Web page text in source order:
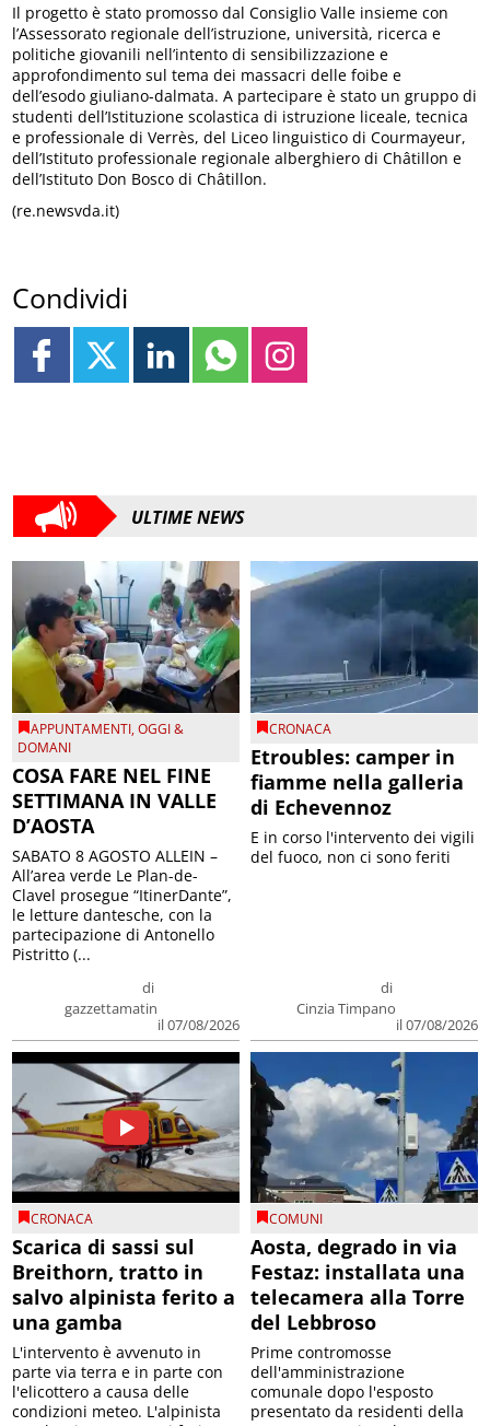
Il progetto è stato promosso dal Consiglio Valle insieme con
l’Assessorato regionale dell’istruzione, università, ricerca e
politiche giovanili nell’intento di sensibilizzazione e
approfondimento sul tema dei massacri delle foibe e
dell’esodo giuliano-dalmata. A partecipare è stato un gruppo di
studenti dell’Istituzione scolastica di istruzione liceale, tecnica
e professionale di Verrès, del Liceo linguistico di Courmayeur,
dell’Istituto professionale regionale alberghiero di Châtillon e
dell’Istituto Don Bosco di Châtillon.
(re.newsvda.it)
Condividi
ULTIME NEWS
APPUNTAMENTI,OGGI &
DOMANI
COSA FARE NEL FINE
SETTIMANA IN VALLE
D’AOSTA
di
gazzettamatin
il 07/08/2026
SABATO 8 AGOSTO ALLEIN –
All’area verde Le Plan-de-
Clavel prosegue “ItinerDante”,
le letture dantesche, con la
partecipazione di Antonello
Pistritto (...
CRONACA
Etroubles: camper in
fiamme nella galleria
di Echevennoz
di
Cinzia Timpano
il 07/08/2026
E in corso l'intervento dei vigili
del fuoco, non ci sono feriti
CRONACA
Scarica di sassi sul
Breithorn, tratto in
salvo alpinista ferito a
una gamba
L'intervento è avvenuto in
parte via terra e in parte con
l'elicottero a causa delle
condizioni meteo. L'alpinista
COMUNI
Aosta, degrado in via
Festaz: installata una
telecamera alla Torre
del Lebbroso
Prime contromosse
dell'amministrazione
comunale dopo l'esposto
presentato da residenti della